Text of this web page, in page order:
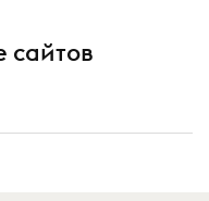
сайтов